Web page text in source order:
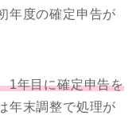
年度の確定申告が
1年目に確定申告を
年末調整で処理が